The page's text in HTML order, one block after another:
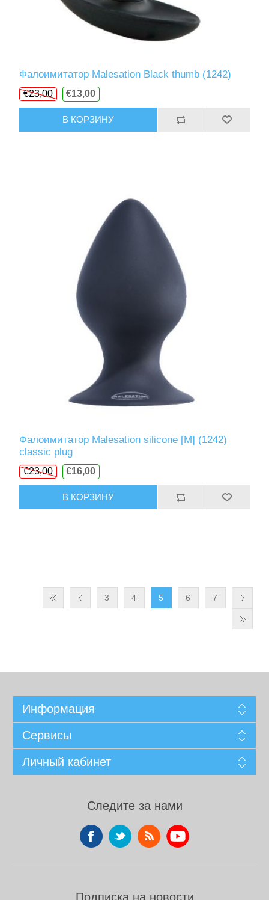
Фалоимитатор Malesation Black thumb (1242)
€23,00 €13,00
В КОРЗИНУ
Фалоимитатор Malesation silicone [M] (1242)
classic plug
€23,00 €16,00
В КОРЗИНУ
3 4 5 6 7
Информация
Сервисы
Личный кабинет
Следите за нами
Подписка на новости